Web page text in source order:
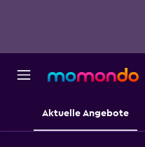
Aktuelle Angebote